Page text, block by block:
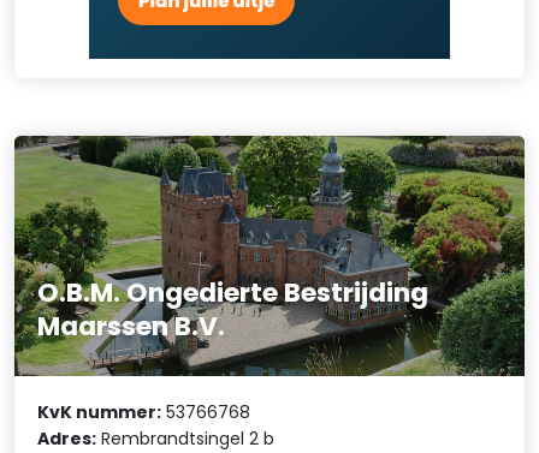
O.B.M. Ongedierte Bestrijding
Maarssen B.V.
KvK nummer: 53766768
Adres: Rembrandtsingel 2 b